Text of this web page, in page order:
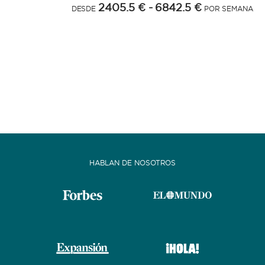
DESDE 2405.5 € - 6842.5 € POR SEMANA
HABLAN DE NOSOTROS